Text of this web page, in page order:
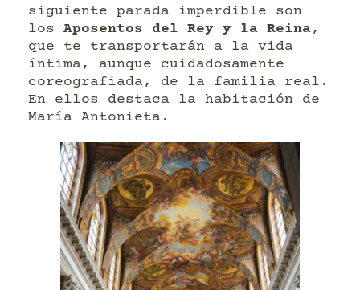
siguiente parada imperdible son
los Aposentos del Rey y la Reina,
que te transportarán a la vida
íntima, aunque cuidadosamente
coreografiada, de la familia real.
En ellos destaca la habitación de
María Antonieta.